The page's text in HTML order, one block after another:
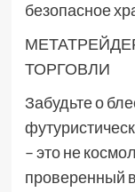
безопасное
ТОРГОВЛИ
Забудьте о
– это не
проверенный